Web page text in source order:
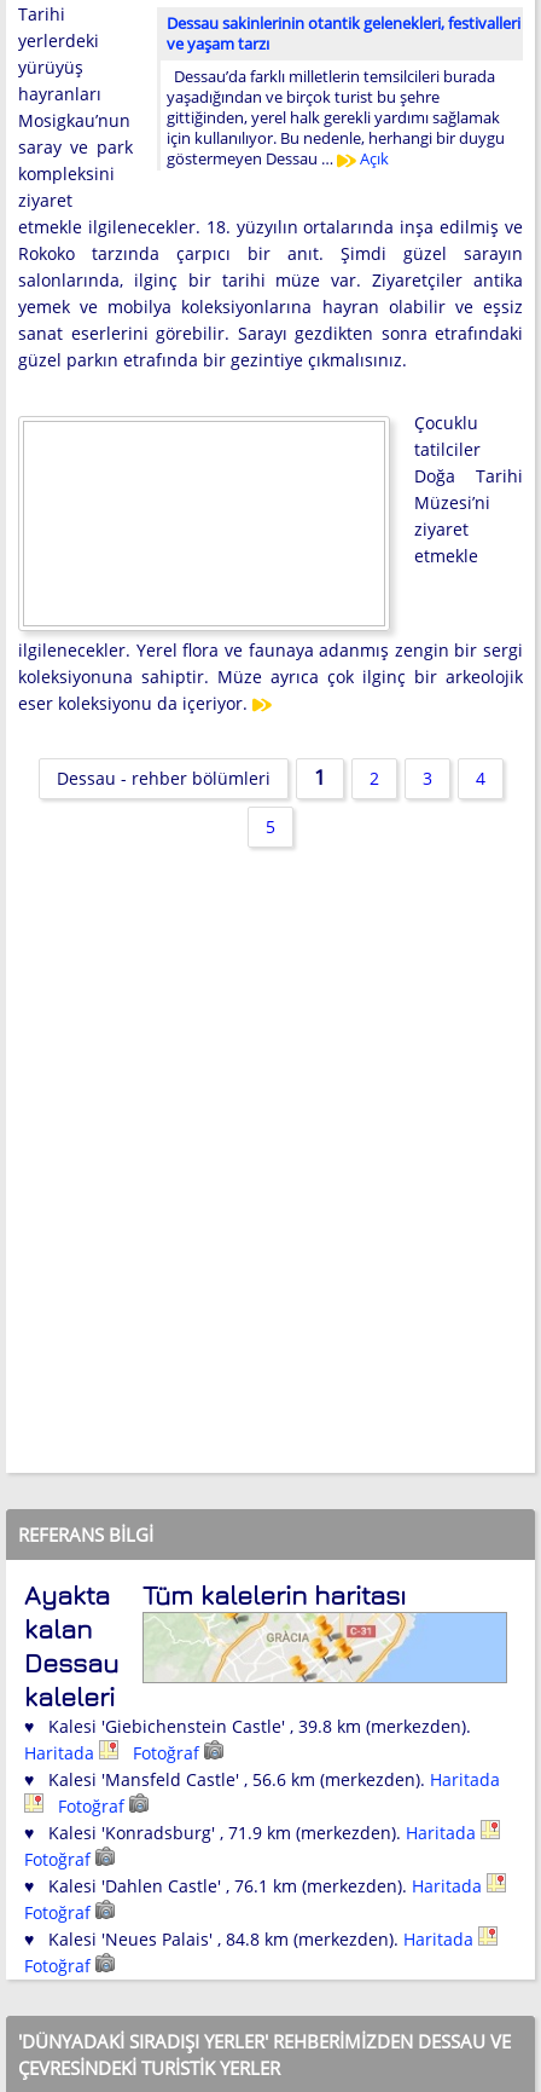
Dessau sakinlerinin otantik gelenekleri, festivalleri
ve yaşam tarzı
Dessau’da farklı milletlerin temsilcileri burada
yaşadığından ve birçok turist bu şehre
gittiğinden, yerel halk gerekli yardımı sağlamak
için kullanılıyor. Bu nedenle, herhangi bir duygu
göstermeyen Dessau …
Açık
Tarihi
yerlerdeki
yürüyüş
hayranları
Mosigkau’nun
saray ve park
kompleksini
ziyaret
etmekle ilgilenecekler. 18. yüzyılın ortalarında inşa edilmiş ve
Rokoko tarzında çarpıcı bir anıt. Şimdi güzel sarayın
salonlarında, ilginç bir tarihi müze var. Ziyaretçiler antika
yemek ve mobilya koleksiyonlarına hayran olabilir ve eşsiz
sanat eserlerini görebilir. Sarayı gezdikten sonra etrafındaki
güzel parkın etrafında bir gezintiye çıkmalısınız.
Çocuklu
tatilciler
Doğa Tarihi
Müzesi’ni
ziyaret
etmekle
ilgilenecekler. Yerel flora ve faunaya adanmış zengin bir sergi
koleksiyonuna sahiptir. Müze ayrıca çok ilginç bir arkeolojik
eser koleksiyonu da içeriyor.
Dessau - rehber bölümleri 1 2 3 4
5
REFERANS BILGI
Tüm kalelerin haritası
Ayakta
kalan
Dessau
kaleleri
♥ Kalesi 'Giebichenstein Castle' , 39.8 km (merkezden).
Haritada
Fotoğraf
♥ Kalesi 'Mansfeld Castle' , 56.6 km (merkezden). Haritada
Fotoğraf
♥ Kalesi 'Konradsburg' , 71.9 km (merkezden). Haritada
Fotoğraf
♥ Kalesi 'Dahlen Castle' , 76.1 km (merkezden). Haritada
Fotoğraf
♥ Kalesi 'Neues Palais' , 84.8 km (merkezden). Haritada
Fotoğraf
'DÜNYADAKI SIRADIŞI YERLER' REHBERIMIZDEN DESSAU VE
ÇEVRESINDEKI TURISTIK YERLER